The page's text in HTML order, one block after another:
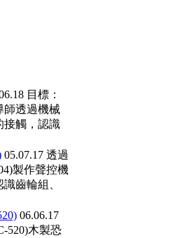
目標：
師透過機械
接觸，認識
05.07.17 透過
製作聲控機
齒輪組、
06.06.17
木製恐